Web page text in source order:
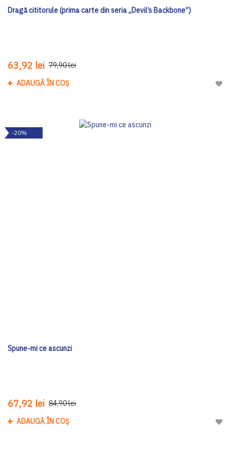
Dragă cititorule (prima carte din seria „Devil’s Backbone”)
63,92 lei 79,90 lei
ADAUGĂ ÎN COȘ
-20%
Spune-mi ce ascunzi
67,92 lei 84,90 lei
ADAUGĂ ÎN COȘ